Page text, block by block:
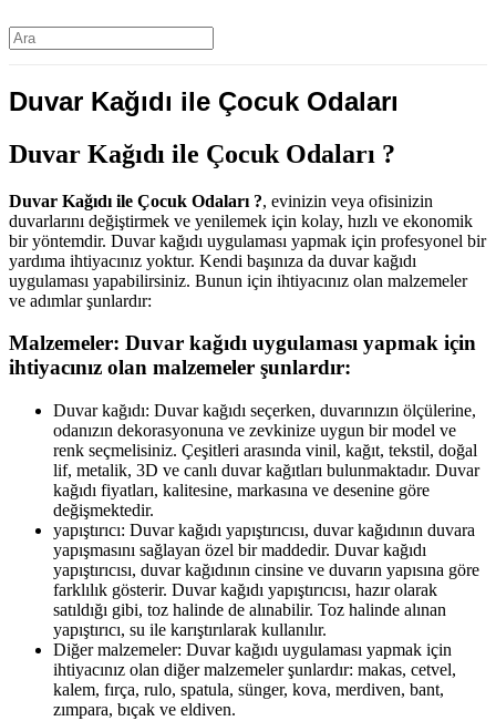
Duvar Kağıdı ile Çocuk Odaları
Duvar Kağıdı ile Çocuk Odaları ?
Duvar Kağıdı ile Çocuk Odaları ?, evinizin veya ofisinizin
duvarlarını değiştirmek ve yenilemek için kolay, hızlı ve ekonomik
bir yöntemdir. Duvar kağıdı uygulaması yapmak için profesyonel bir
yardıma ihtiyacınız yoktur. Kendi başınıza da duvar kağıdı
uygulaması yapabilirsiniz. Bunun için ihtiyacınız olan malzemeler
ve adımlar şunlardır:
Malzemeler: Duvar kağıdı uygulaması yapmak için
ihtiyacınız olan malzemeler şunlardır:
Duvar kağıdı: Duvar kağıdı seçerken, duvarınızın ölçülerine,
odanızın dekorasyonuna ve zevkinize uygun bir model ve
renk seçmelisiniz. Çeşitleri arasında vinil, kağıt, tekstil, doğal
lif, metalik, 3D ve canlı duvar kağıtları bulunmaktadır. Duvar
kağıdı fiyatları, kalitesine, markasına ve desenine göre
değişmektedir.
yapıştırıcı: Duvar kağıdı yapıştırıcısı, duvar kağıdının duvara
yapışmasını sağlayan özel bir maddedir. Duvar kağıdı
yapıştırıcısı, duvar kağıdının cinsine ve duvarın yapısına göre
farklılık gösterir. Duvar kağıdı yapıştırıcısı, hazır olarak
satıldığı gibi, toz halinde de alınabilir. Toz halinde alınan
yapıştırıcı, su ile karıştırılarak kullanılır.
Diğer malzemeler: Duvar kağıdı uygulaması yapmak için
ihtiyacınız olan diğer malzemeler şunlardır: makas, cetvel,
kalem, fırça, rulo, spatula, sünger, kova, merdiven, bant,
zımpara, bıçak ve eldiven.